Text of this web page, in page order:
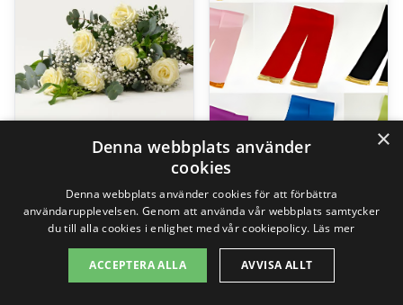
Saknad, liggande bukett
799,00kr
Band
295,00kr
×
Denna webbplats använder
cookies
Denna webbplats använder cookies för att förbättra
användarupplevelsen. Genom att använda vår webbplats samtycker
du till alla cookies i enlighet med vår cookiepolicy. Läs mer
ACCEPTERA ALLA AVVISA ALLT